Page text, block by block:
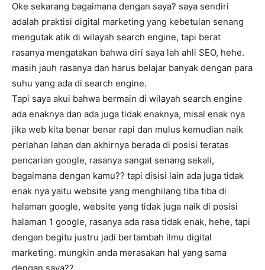
Oke sekarang bagaimana dengan saya? saya sendiri
adalah praktisi digital marketing yang kebetulan senang
mengutak atik di wilayah search engine, tapi berat
rasanya mengatakan bahwa diri saya lah ahli SEO, hehe.
masih jauh rasanya dan harus belajar banyak dengan para
suhu yang ada di search engine.
Tapi saya akui bahwa bermain di wilayah search engine
ada enaknya dan ada juga tidak enaknya, misal enak nya
jika web kita benar benar rapi dan mulus kemudian naik
perlahan lahan dan akhirnya berada di posisi teratas
pencarian google, rasanya sangat senang sekali,
bagaimana dengan kamu?? tapi disisi lain ada juga tidak
enak nya yaitu website yang menghilang tiba tiba di
halaman google, website yang tidak juga naik di posisi
halaman 1 google, rasanya ada rasa tidak enak, hehe, tapi
dengan begitu justru jadi bertambah ilmu digital
marketing. mungkin anda merasakan hal yang sama